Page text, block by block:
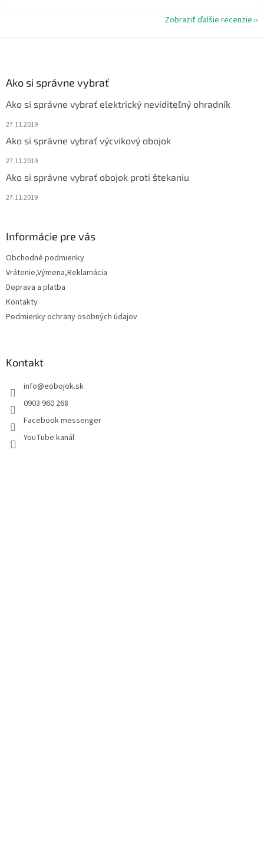
Zobraziť ďalšie recenzie
Ako si správne vybrať
Ako si správne vybrať elektrický neviditeľný ohradník
27.11.2019
Ako si správne vybrať výcvikový obojok
27.11.2019
Ako si správne vybrať obojok proti štekaniu
27.11.2019
Informácie pre vás
Obchodné podmienky
Vrátenie,Výmena,Reklamácia
Doprava a platba
Kontakty
Podmienky ochrany osobných údajov
Kontakt
info@eobojok.sk
0903 960 268
Facebook messenger
YouTube kanál